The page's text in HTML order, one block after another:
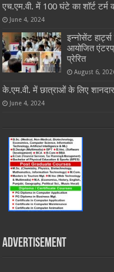
एच.एम.वी. में 100 घंटे का शॉर्ट टर्म
June 4, 2024
इन्नोसेंट
आयोजित
प्रेरित
August 6,
के.एम.वी. में छात्राओं के लिए
June 4, 2024
Advertisement